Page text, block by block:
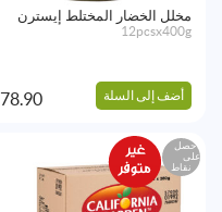
مخلل الخضار المختلط إيسترن
12pcsx400g
أضف إلى السلة 78.90
احصل
على
نقاط